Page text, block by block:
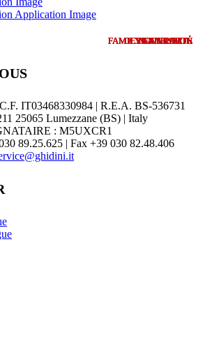
FAMILY EXTENSION
NOUVEAUTÉ
COMING SOON
NOUVEAUTÉ
NOUVEAUTÉ
NOUVEAUTÉ
NOUVEAUTÉ
FAMILY EXTENSION
FAMILY EXTENSION
NOUVEAUTÉ
NOUVEAUTÉ
NOUVEAUTÉ
NOUVEAUTÉ
NOUVEAUTÉ
NOUVEAUTÉ
NOUVEAUTÉ
FAMILY EXTENSION
FAMILY EXTENSION
NOUVEAUTÉ
DESIGN UPDATE
FAMILY EXTENSION
FAMILY EXTENSION
NOUVEAUTÉ
DESIGN UPDATE
NOUVEAUTÉ
IT03468330984 | R.E.A. BS-536731
25065 Lumezzane (BS) | Italy
: M5UXCR1
89.25.625 | Fax +39 030 82.48.406